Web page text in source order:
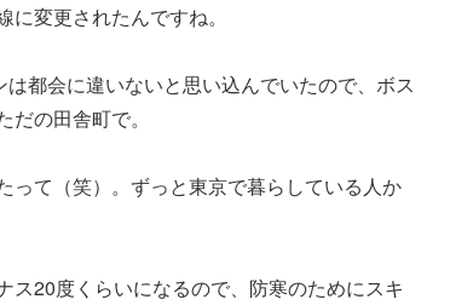
変更されたんですね。
都会に違いないと思い込んでいたので、ボス
の田舎町で。
って（笑）。ずっと東京で暮らしている人か
20度くらいになるので、防寒のためにスキ